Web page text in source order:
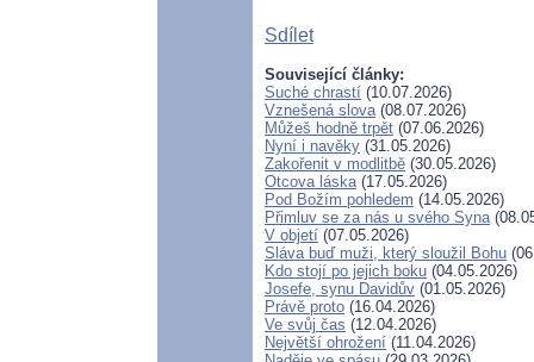
Sdílet
Související články:
Suché chrastí (10.07.2026)
Vznešená slova(08.07.2026)
Můžeš hodně trpět (07.06.2026)
Nyní i navěky (31.05.2026)
Zakořenit v modlitbě (30.05.2026)
Otcova láska(17.05.2026)
Pod Božím pohledem (14.05.2026)
Přimluv se za nás u svého Syna
V objetí (07.05.2026)
Sláva buď muži, který sloužil Bohu
Kdo stojí po jejich boku (04.05.2026)
Josefe, synu Davidův (01.05.2026)
Právě proto (16.04.2026)
Ve svůj čas (12.04.2026)
Největší ohrožení (11.04.2026)